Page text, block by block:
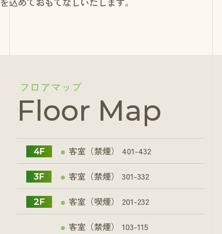
フロアマップ
Floor Map
4F 客室（禁煙） 401-432
3F 客室（禁煙） 301-332
2F 客室（喫煙） 201-232
客室（禁煙） 103-115